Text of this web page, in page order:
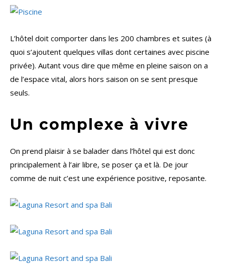
L’hôtel doit comporter dans les 200 chambres et suites (à
quoi s’ajoutent quelques villas dont certaines avec piscine
privée). Autant vous dire que même en pleine saison on a
de l’espace vital, alors hors saison on se sent presque
seuls.
Un complexe à vivre
On prend plaisir à se balader dans l’hôtel qui est donc
principalement à l’air libre, se poser ça et là. De jour
comme de nuit c’est une expérience positive, reposante.